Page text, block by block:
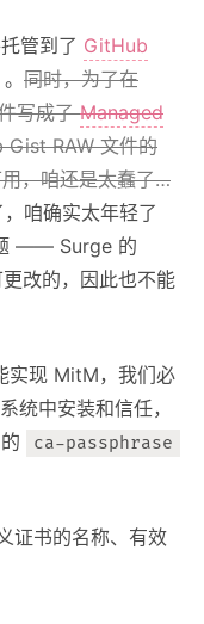
管到了 GitHub
同时，为了在
写成了Managed
RAW 文件的
，咱还是太蠢了…
咱确实太年轻了
—— Surge 的
改的，因此也不能
现 MitM，我们必
统中安装和信任，
ca-passphrase
证书的名称、有效